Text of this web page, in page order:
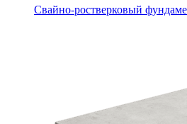
Свайно-ростверковый